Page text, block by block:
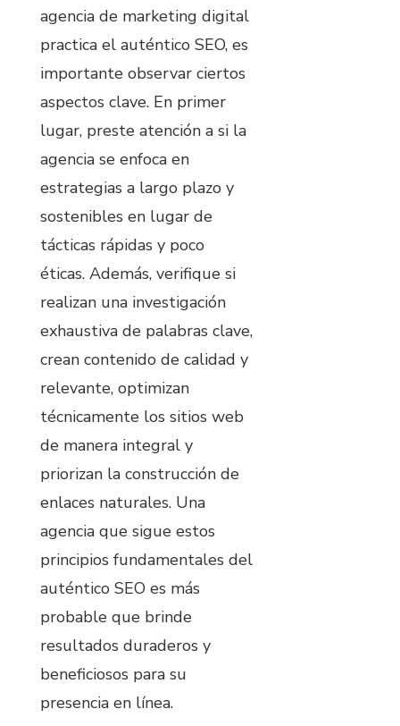
agencia de marketing digital
practica el auténtico SEO, es
importante observar ciertos
aspectos clave. En primer
lugar, preste atención a si la
agencia se enfoca en
estrategias a largo plazo y
sostenibles en lugar de
tácticas rápidas y poco
éticas. Además, verifique si
realizan una investigación
exhaustiva de palabras clave,
crean contenido de calidad y
relevante, optimizan
técnicamente los sitios web
de manera integral y
priorizan la construcción de
enlaces naturales. Una
agencia que sigue estos
principios fundamentales del
auténtico SEO es más
probable que brinde
resultados duraderos y
beneficiosos para su
presencia en línea.